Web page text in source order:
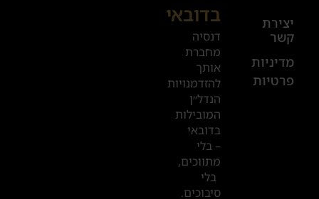
יצירת
קשר
מדיניות
פרטיות
+972
52
601
2019
המשרדים
שלנו
בדובאי
בדובאי
דנסיה
מחברת
אותך
להזדמנויות
הנדל״ן
המובילות
בדובאי
– בלי
מתווכים,
בלי
סיבוכים.